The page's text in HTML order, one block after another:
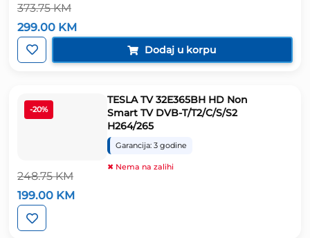
373.75KM
Izvorna
cijena
bila
je:
299.00 KM
cijena
299.00 KM.
Dodaj u korpu
-20%
248.75KM
Izvorna
cijena
bila
je:
199.00 KM
TESLA TV 32E365BH HD Non
Smart TV DVB-T/T2/C/S/S2
H264/265
Garancija: 3 godine
✖ Nema na zalihi